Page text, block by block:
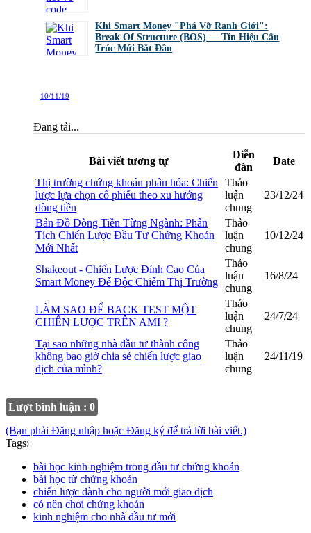
bởiGiaBao09052000 ,8/7/26 lúc 10:21
Khi Smart Money "Phá Vỡ Ranh Giới":
Break Of Structure (BOS) — Tín Hiệu Cấu
Trúc Mới Bắt Đầu
10/11/19
Đang tải...
Bài viết tương tự
Diễn
đàn
Date
Thị trường chứng khoán phân hóa: Chiến
lược lựa chọn cổ phiếu theo xu hướng
dòng tiền
Thảo
luận
chung
23/12/24
Bản Đồ Dòng Tiền Từng Ngành: Phân
Tích Chiến Lược Đầu Tư Chứng Khoán
Mới Nhất
Thảo
luận
chung
10/12/24
Shakeout - Chiến Lược Đỉnh Cao Của
Smart Money Để Độc Chiếm Thị Trường
Thảo
luận
chung
16/8/24
LÀM SAO ĐỂ BACK TEST MỘT
CHIẾN LƯỢC TRÊN AMI ?
Thảo
luận
chung
24/7/24
Tại sao những nhà đầu tư thành công
không bao giờ chia sẻ chiến lược giao
dịch của mình?
Thảo
luận
chung
24/11/19
Lượt bình luận : 0
(Bạn phải Đăng nhập hoặc Đăng ký để trả lời bài viết.)
Tags:
bài học kinh nghiệm trong đầu tư chứng khoán
bài học từ chứng khoán
chiến lược dành cho người mới giao dịch
có nên chơi chứng khoán
kinh nghiệm cho nhà đầu tư mới